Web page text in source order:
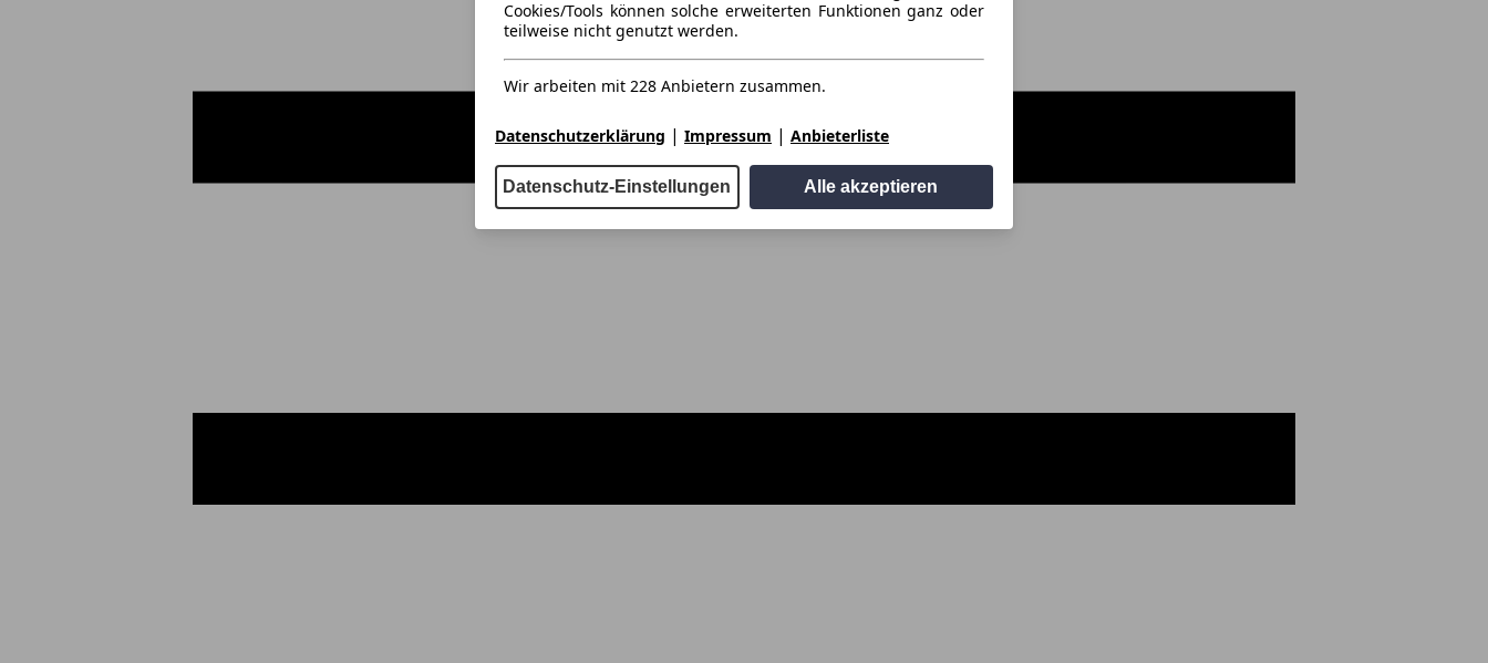
Cookies/Tools können solche erweiterten Funktionen ganz oder
teilweise nicht genutzt werden.
Wir arbeiten mit 228 Anbietern zusammen.
Datenschutzerklärung | Impressum | Anbieterliste
Datenschutz-Einstellungen Alle akzeptieren